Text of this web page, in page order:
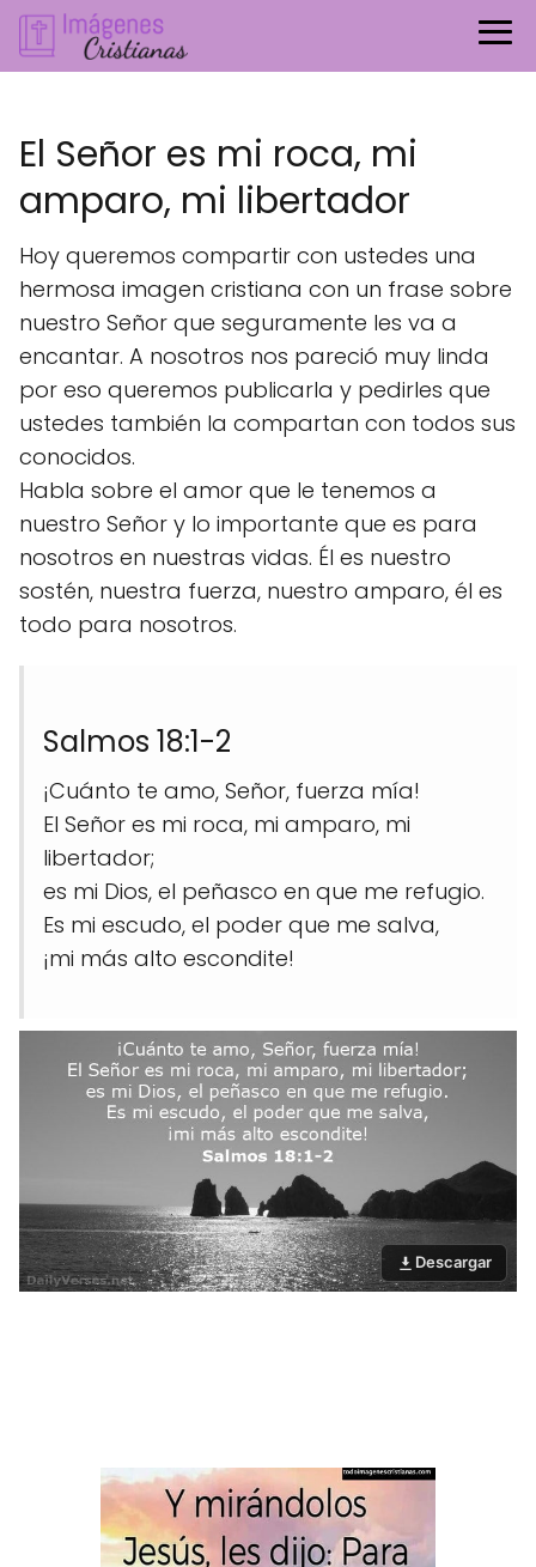
El Señor es mi roca, mi
amparo, mi libertador
Hoy queremos compartir con ustedes una
hermosa imagen cristiana con un frase sobre
nuestro Señor que seguramente les va a
encantar. A nosotros nos pareció muy linda
por eso queremos publicarla y pedirles que
ustedes también la compartan con todos sus
conocidos.
Habla sobre el amor que le tenemos a
nuestro Señor y lo importante que es para
nosotros en nuestras vidas. Él es nuestro
sostén, nuestra fuerza, nuestro amparo, él es
todo para nosotros.
Salmos 18:1-2
¡Cuánto te amo, Señor, fuerza mía!
El Señor es mi roca, mi amparo, mi
libertador;
es mi Dios, el peñasco en que me refugio.
Es mi escudo, el poder que me salva,
¡mi más alto escondite!
Descargar